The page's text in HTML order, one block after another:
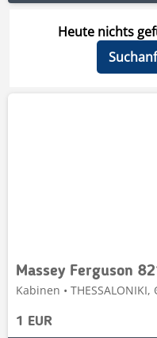
Heute nichts
Massey Ferguson
Kabinen •
1 EUR